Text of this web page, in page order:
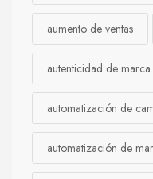
aumento de ventas
autenticidad de marca
automatización de
automatización de